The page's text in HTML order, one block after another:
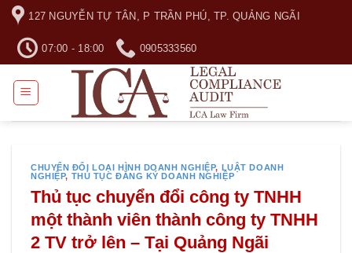
Skip
content
127 NGUYỄN TỰ TÂN, P TRẦN PHÚ, TP. QUẢNG NGÃI
07:00 - 18:00 0905333560
CHUYỂN ĐỔI LOẠI HÌNH DOANH NGHIỆP, LUẬT DOANH
NGHIỆP, THỦ TỤC ĐĂNG KÝ DOANH NGHIỆP
Thủ tục chuyển đổi công ty TNHH
một thành viên thành công ty TNHH
2 TV trở lên – Tại Quảng Ngãi